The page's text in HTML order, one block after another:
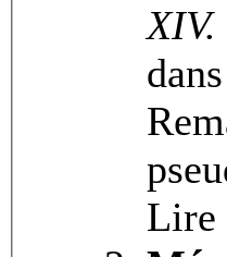
XIV.
dans
Lire